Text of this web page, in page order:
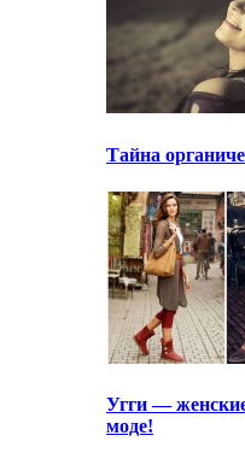
Тайна
Угги —
моде!